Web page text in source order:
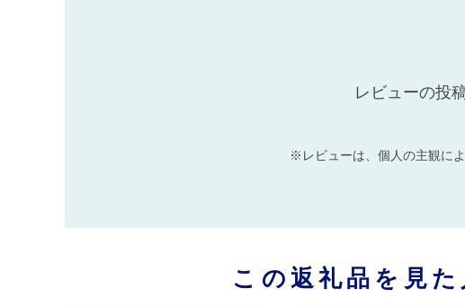
レビューの投
※レビューは、個人の主観に
この返礼品を見